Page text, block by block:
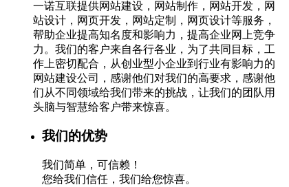
一诺互联提供网站建设，网站制作，网站开发，网
站设计，网页开发，网站定制，网页设计等服务，
帮助企业提高知名度和影响力，提高企业网上竞争
力。我们的客户来自各行各业，为了共同目标，工
作上密切配合，从创业型小企业到行业有影响力的
网站建设公司，感谢他们对我们的高要求，感谢他
们从不同领域给我们带来的挑战，让我们的团队用
头脑与智慧给客户带来惊喜。
我们的优势
我们简单，可信赖！
您给我们信任，我们给您惊喜。